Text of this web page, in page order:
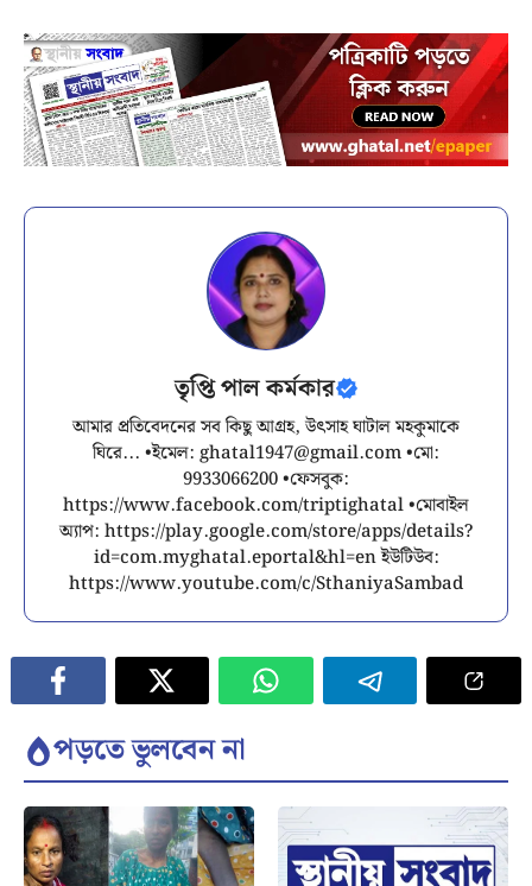
তৃপ্তি পাল কর্মকার
আমার প্রতিবেদনের সব কিছু আগ্রহ, উৎসাহ ঘাটাল মহকুমাকে
ঘিরে... •ইমেল: ghatal1947@gmail.com•মো:
9933066200 •ফেসবুক:
https://www.facebook.com/triptighatal •মোবাইল
অ্যাপ: https://play.google.com/store/apps/details?
id=com.myghatal.eportal&hl=en ইউটিউব:
https://www.youtube.com/c/SthaniyaSambad
পড়তে ভুলবেন না